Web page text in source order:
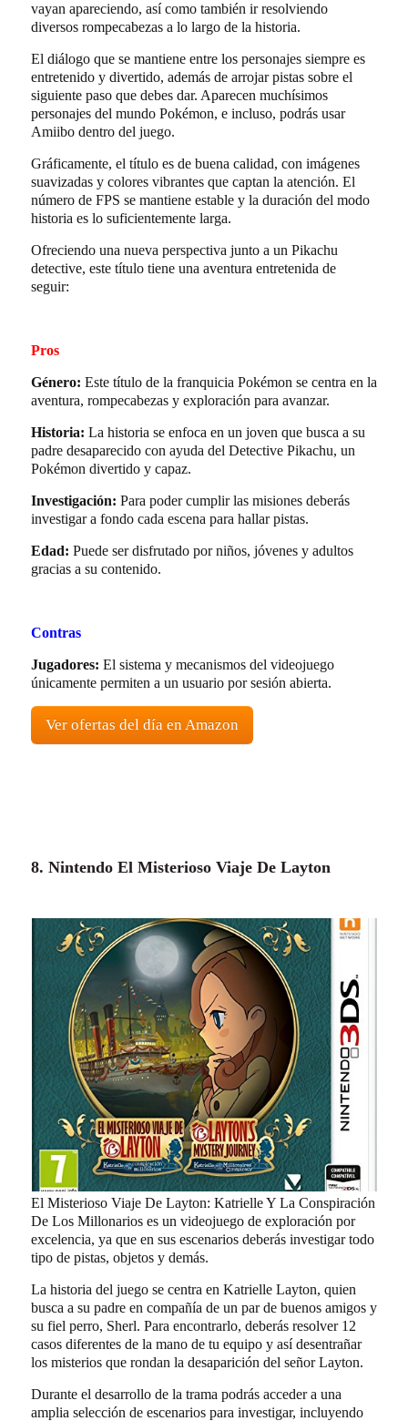
vayan apareciendo, así como también ir resolviendo
diversos rompecabezas a lo largo de la historia.
El diálogo que se mantiene entre los personajes siempre es
entretenido y divertido, además de arrojar pistas sobre el
siguiente paso que debes dar. Aparecen muchísimos
personajes del mundo Pokémon, e incluso, podrás usar
Amiibo dentro del juego.
Gráficamente, el título es de buena calidad, con imágenes
suavizadas y colores vibrantes que captan la atención. El
número de FPS se mantiene estable y la duración del modo
historia es lo suficientemente larga.
Ofreciendo una nueva perspectiva junto a un Pikachu
detective, este título tiene una aventura entretenida de
seguir:
Pros
Género: Este título de la franquicia Pokémon se centra en la
aventura, rompecabezas y exploración para avanzar.
Historia: La historia se enfoca en un joven que busca a su
padre desaparecido con ayuda del Detective Pikachu, un
Pokémon divertido y capaz.
Investigación: Para poder cumplir las misiones deberás
investigar a fondo cada escena para hallar pistas.
Edad: Puede ser disfrutado por niños, jóvenes y adultos
gracias a su contenido.
Contras
Jugadores: El sistema y mecanismos del videojuego
únicamente permiten a un usuario por sesión abierta.
Ver ofertas del día en Amazon
8. Nintendo El Misterioso Viaje De Layton
El Misterioso Viaje De Layton: Katrielle Y La Conspiración
De Los Millonarios es un videojuego de exploración por
excelencia, ya que en sus escenarios deberás investigar todo
tipo de pistas, objetos y demás.
La historia del juego se centra en Katrielle Layton, quien
busca a su padre en compañía de un par de buenos amigos y
su fiel perro, Sherl. Para encontrarlo, deberás resolver 12
casos diferentes de la mano de tu equipo y así desentrañar
los misterios que rondan la desaparición del señor Layton.
Durante el desarrollo de la trama podrás acceder a una
amplia selección de escenarios para investigar, incluyendo